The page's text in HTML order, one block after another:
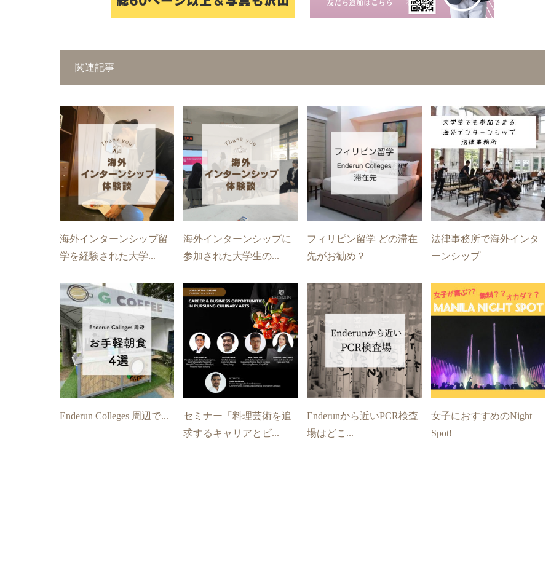
関連記事
海外インターンシップ留
学を経験された大学...
海外インターンシップに
参加された大学生の...
フィリピン留学 どの滞在
先がお勧め？
法律事務所で海外インタ
ーンシップ
Enderun Colleges 周辺で...
セミナー「料理芸術を追
求するキャリアとビ...
Enderunから近いPCR検査
場はどこ...
女子におすすめのNight
Spot!